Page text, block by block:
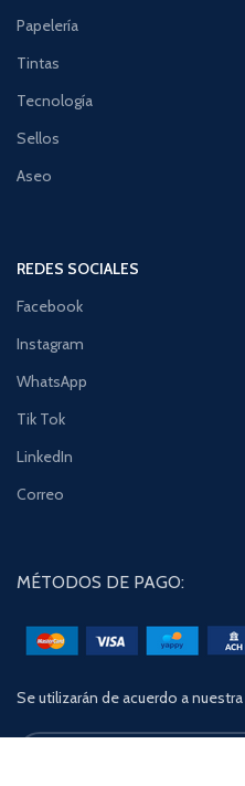
Papelería
Tintas
Tecnología
Sellos
Aseo
REDES SOCIALES
Facebook
Instagram
WhatsApp
Tik Tok
LinkedIn
Correo
MÉTODOS DE PAGO:
Se utilizarán de acuerdo a nuestra